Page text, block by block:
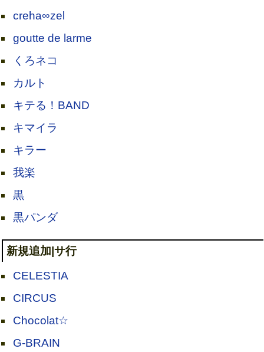
creha∞zel
goutte de larme
くろネコ
カルト
キテる！BAND
キマイラ
キラー
我楽
黒
黒パンダ
新規追加|サ行
CELESTIA
CIRCUS
Chocolat☆
G-BRAIN